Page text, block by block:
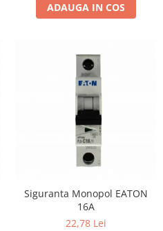
ADAUGA IN COS
Siguranta Monopol EATON
16A
22,78 Lei